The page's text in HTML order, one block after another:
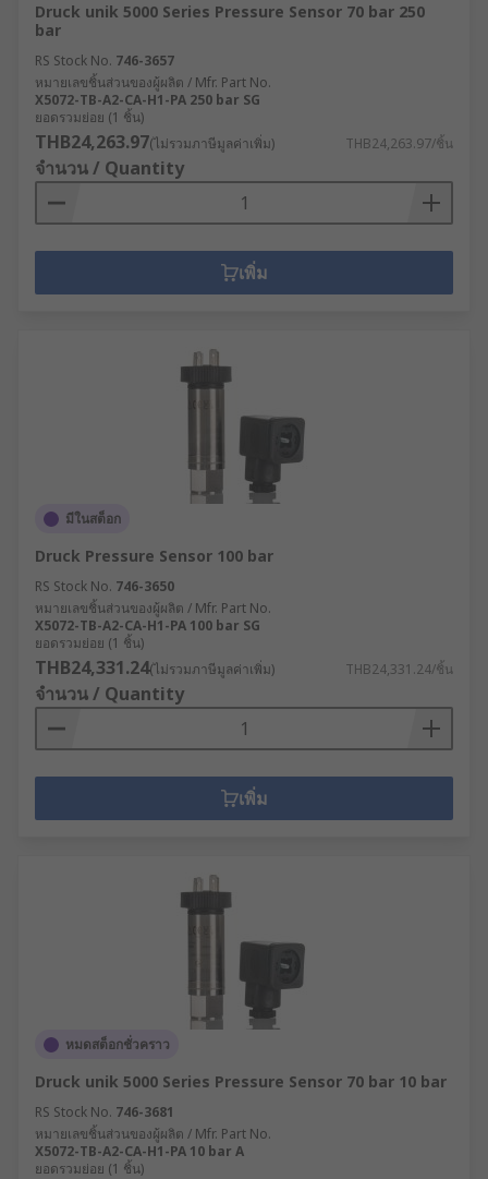
Druck unik 5000 Series Pressure Sensor 70 bar 250
bar
RS Stock No. 746-3657
หมายเลขชิ้นส่วนของผู้ผลิต / Mfr. Part No.
X5072-TB-A2-CA-H1-PA 250 bar SG
ยอดรวมย่อย (1 ชิ้น)
THB24,263.97(ไม่รวมภาษีมูลค่าเพิ่ม) THB24,263.97/ชิ้น
จำนวน / Quantity
เพิ่ม
มีในสต็อก
Druck Pressure Sensor 100 bar
RS Stock No. 746-3650
หมายเลขชิ้นส่วนของผู้ผลิต / Mfr. Part No.
X5072-TB-A2-CA-H1-PA 100 bar SG
ยอดรวมย่อย (1 ชิ้น)
THB24,331.24(ไม่รวมภาษีมูลค่าเพิ่ม) THB24,331.24/ชิ้น
จำนวน / Quantity
เพิ่ม
หมดสต็อกชั่วคราว
Druck unik 5000 Series Pressure Sensor 70 bar 10 bar
RS Stock No. 746-3681
หมายเลขชิ้นส่วนของผู้ผลิต / Mfr. Part No.
X5072-TB-A2-CA-H1-PA 10 bar A
ยอดรวมย่อย (1 ชิ้น)